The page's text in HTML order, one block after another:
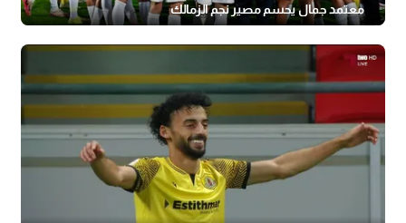
معتمد جمال يحسم مصير نجم الزمالك